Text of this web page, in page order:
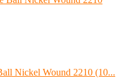
Nickel Wound 2210 (10...